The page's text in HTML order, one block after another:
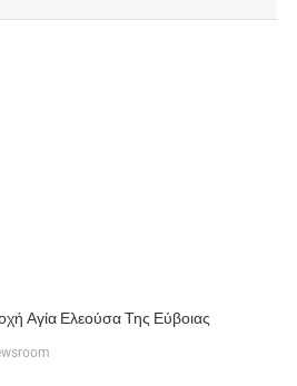
Αγία Ελεούσα Της Εύβοιας